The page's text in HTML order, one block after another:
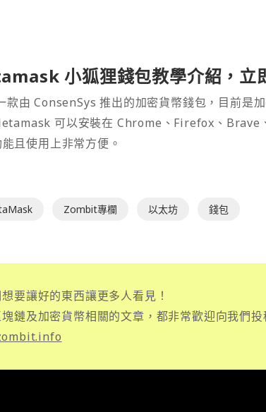
小狐狸錢包教學介紹，
由 ConsenSys 推出的加密貨幣錢包，目前是
可以安裝在 Chrome、Firefox、Brave
且使用上非常方便。
Zombit專欄 以太坊 錢包
要讓好的東西讓更多人看見！
鏈及加密貨幣相關的文章，都非常歡迎向我們投